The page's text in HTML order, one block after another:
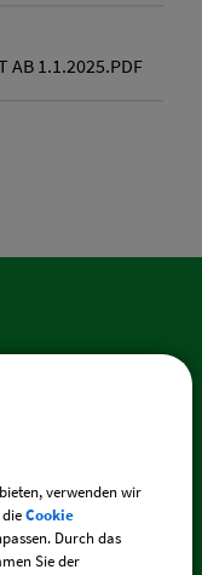
AB 1.1.2025.PDF
verwenden wir
Cookie
Durch das
Sie der